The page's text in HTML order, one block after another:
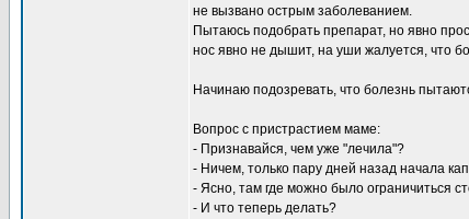
не вызвано острым заболеванием.
Пытаюсь подобрать препарат, но явно
нос явно не дышит, на уши жалуется, что
Начинаю подозревать, что болезнь
Вопрос с пристрастием маме:
- Признавайся, чем уже "лечила"?
- Ничем, только пару дней назад начала
- Ясно, там где можно было ограничиться
- И что теперь делать?